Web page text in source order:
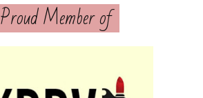
Proud Member of